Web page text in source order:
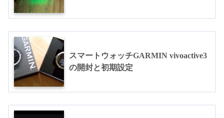
スマートウォッチGARMIN vivoactive3
の開封と初期設定